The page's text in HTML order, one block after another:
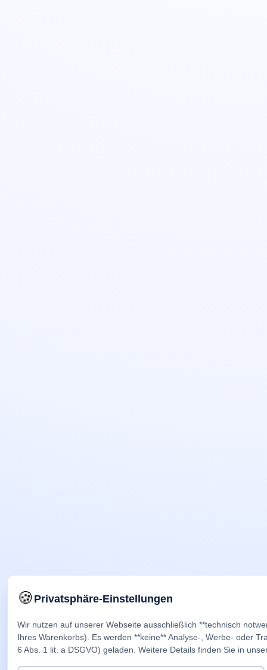
🍪Privatsphäre-Einstellungen
Wir nutzen auf unserer Webseite ausschließlich **technisch
Ihres Warenkorbs). Es werden **keine** Analyse-, Werbe- oder
6 Abs. 1 lit. a DSGVO) geladen. Weitere Details finden Sie in